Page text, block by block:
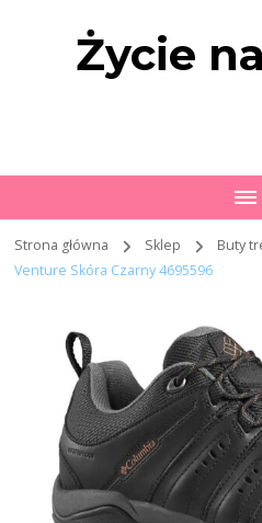
Życie
Strona główna Sklep Buty
Venture Skóra Czarny 4695596